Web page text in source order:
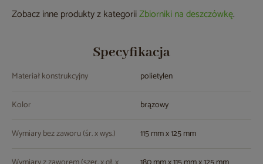
Zobacz inne produkty z kategoriiZbiorniki na deszczówkę.
Specyfikacja
Materiał konstrukcyjny polietylen
Kolor brązowy
Wymiary bez zaworu (śr. x wys.) 115 mm x 125 mm